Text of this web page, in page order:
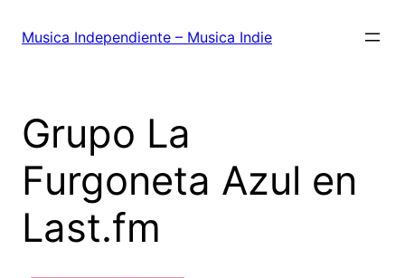
Musica Independiente – Musica Indie
Grupo La
Furgoneta Azul en
Last.fm